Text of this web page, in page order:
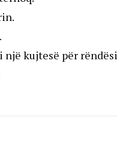
një kujtesë për